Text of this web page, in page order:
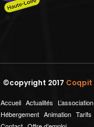
©copyright 2017 Coqpit
Accueil Actualités L’association
Hébergement Animation Tarifs